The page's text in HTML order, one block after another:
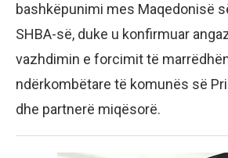
bashkëpunimi mes Maqedonisë
SHBA-së, duke u konfirmuar
vazhdimin e forcimit të
ndërkombëtare të komunës së
dhe partnerë miqësorë.